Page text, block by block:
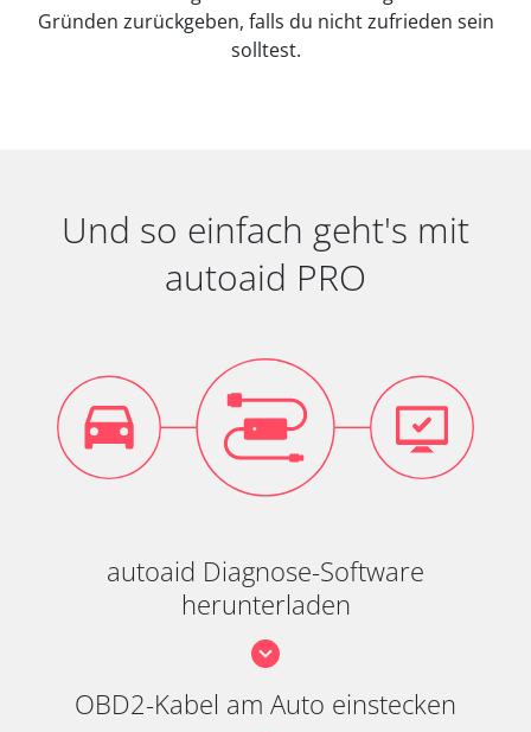
Gründen zurückgeben, falls du nicht zufrieden sein
solltest.
Und so einfach geht's mit
autoaid PRO
autoaid Diagnose-Software
herunterladen
OBD2-Kabel am Auto einstecken